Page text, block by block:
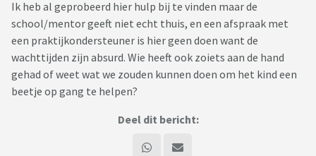
Ik heb al geprobeerd hier hulp bij te vinden maar de
school/mentor geeft niet echt thuis, en een afspraak met
een praktijkondersteuner is hier geen doen want de
wachttijden zijn absurd. Wie heeft ook zoiets aan de hand
gehad of weet wat we zouden kunnen doen om het kind een
beetje op gang te helpen?
Deel dit bericht: